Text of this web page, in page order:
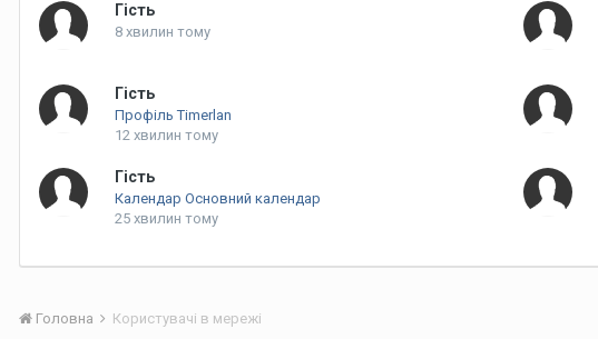
Гість
8 хвилин тому
Гість
Профіль Timerlan
12 хвилин тому
Гість
Календар Основний календар
25 хвилин тому
Головна Користувачі в мережі